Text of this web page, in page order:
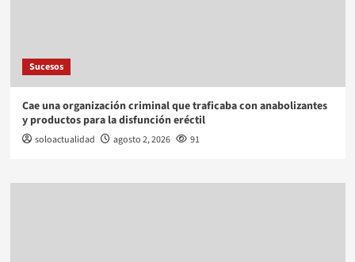
Sucesos
Cae una organización criminal que traficaba con anabolizantes
y productos para la disfunción eréctil
soloactualidad agosto 2, 2026 91